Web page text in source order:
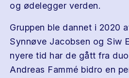
og ødelegger verden.
Gruppen ble dannet i 2020
Synnøve Jacobsen og Siw
nyere tid har de gått fra
Andreas Fammé bidro en